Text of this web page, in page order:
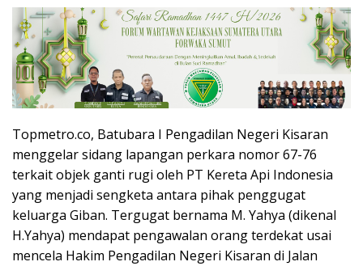
Topmetro.co, Batubara I Pengadilan Negeri Kisaran
menggelar sidang lapangan perkara nomor 67-76
terkait objek ganti rugi oleh PT Kereta Api Indonesia
yang menjadi sengketa antara pihak penggugat
keluarga Giban. Tergugat bernama M. Yahya (dikenal
H.Yahya) mendapat pengawalan orang terdekat usai
mencela Hakim Pengadilan Negeri Kisaran di Jalan